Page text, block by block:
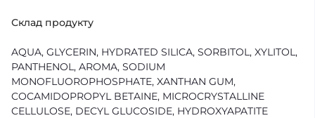
Склад продукту
AQUA, GLYCERIN, HYDRATED SILICA, SORBITOL, XYLITOL,
PANTHENOL, AROMA, SODIUM
MONOFLUOROPHOSPHATE, XANTHAN GUM,
COCAMIDOPROPYL BETAINE, MICROCRYSTALLINE
CELLULOSE, DECYL GLUCOSIDE, HYDROXYAPATITE